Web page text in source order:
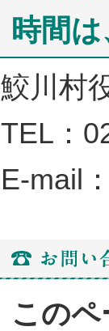
時間
鮫川村
TEL：
E-mail
この